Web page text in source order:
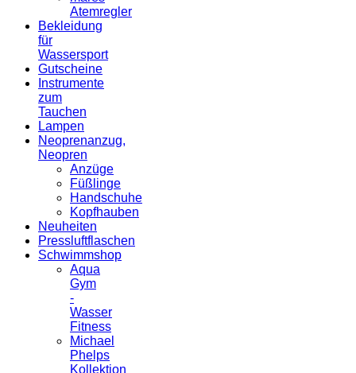
Atemregler
Bekleidung
für
Wassersport
Gutscheine
Instrumente
zum
Tauchen
Lampen
Neoprenanzug,
Neopren
Anzüge
Füßlinge
Handschuhe
Kopfhauben
Neuheiten
Pressluftflaschen
Schwimmshop
Aqua
Gym
-
Wasser
Fitness
Michael
Phelps
Kollektion